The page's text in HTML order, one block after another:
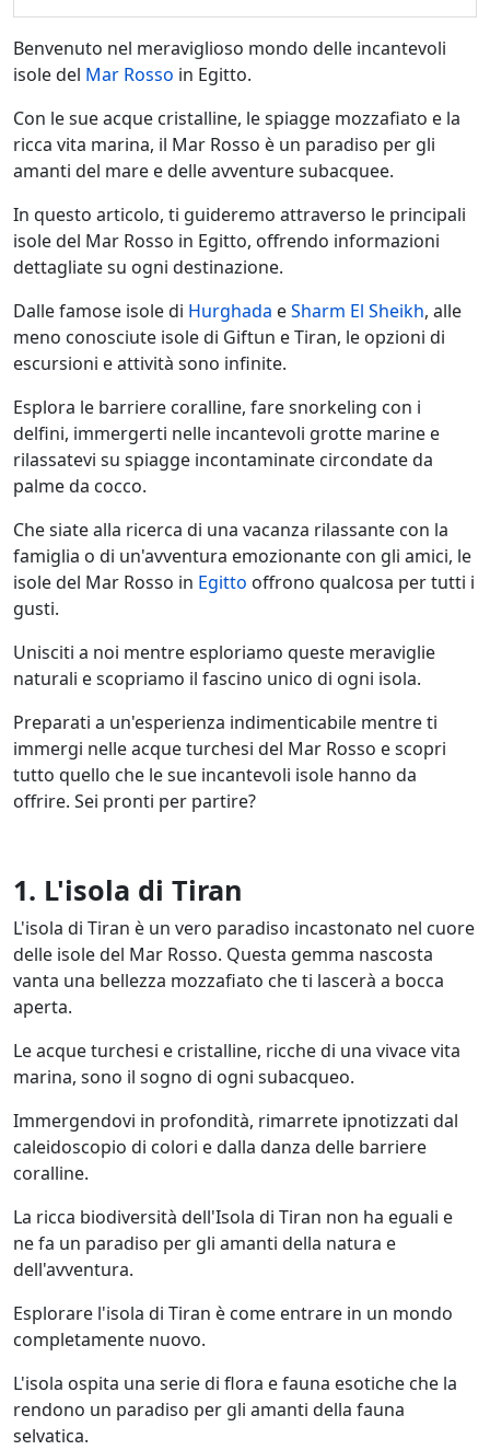
Benvenuto nel meraviglioso mondo delle incantevoli
isole del Mar Rosso in Egitto.
Con le sue acque cristalline, le spiagge mozzafiato e la
ricca vita marina, il Mar Rosso è un paradiso per gli
amanti del mare e delle avventure subacquee.
In questo articolo, ti guideremo attraverso le principali
isole del Mar Rosso in Egitto, offrendo informazioni
dettagliate su ogni destinazione.
Dalle famose isole di Hurghada eSharm El Sheikh, alle
meno conosciute isole di Giftun e Tiran, le opzioni di
escursioni e attività sono infinite.
Esplora le barriere coralline, fare snorkeling con i
delfini, immergerti nelle incantevoli grotte marine e
rilassatevi su spiagge incontaminate circondate da
palme da cocco.
Che siate alla ricerca di una vacanza rilassante con la
famiglia o di un'avventura emozionante con gli amici, le
isole del Mar Rosso in Egitto offrono qualcosa per tutti i
gusti.
Unisciti a noi mentre esploriamo queste meraviglie
naturali e scopriamo il fascino unico di ogni isola.
Preparati a un'esperienza indimenticabile mentre ti
immergi nelle acque turchesi del Mar Rosso e scopri
tutto quello che le sue incantevoli isole hanno da
offrire. Sei pronti per partire?
1. L'isola di Tiran
L'isola di Tiran è un vero paradiso incastonato nel cuore
delle isole del Mar Rosso. Questa gemma nascosta
vanta una bellezza mozzafiato che ti lascerà a bocca
aperta.
Le acque turchesi e cristalline, ricche di una vivace vita
marina, sono il sogno di ogni subacqueo.
Immergendovi in profondità, rimarrete ipnotizzati dal
caleidoscopio di colori e dalla danza delle barriere
coralline.
La ricca biodiversità dell'Isola di Tiran non ha eguali e
ne fa un paradiso per gli amanti della natura e
dell'avventura.
Esplorare l'isola di Tiran è come entrare in un mondo
completamente nuovo.
L'isola ospita una serie di flora e fauna esotiche che la
rendono un paradiso per gli amanti della fauna
selvatica.